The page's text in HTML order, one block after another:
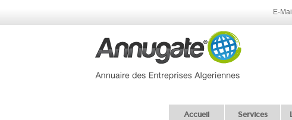
E-
Accueil Services